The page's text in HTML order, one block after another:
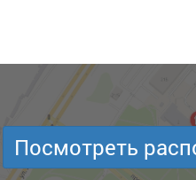
Посмотреть